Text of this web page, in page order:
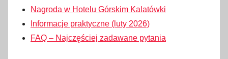
Nagroda w Hotelu Górskim Kalatówki
Informacje praktyczne (luty 2026)
FAQ – Najczęściej zadawane pytania